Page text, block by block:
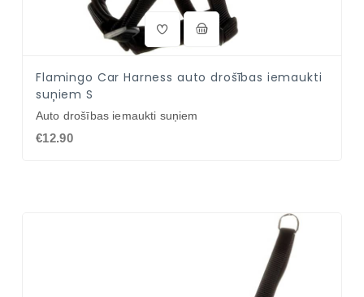
Flamingo Car Harness auto drošības iemaukti
suņiem S
Auto drošības iemaukti suņiem
€12.90